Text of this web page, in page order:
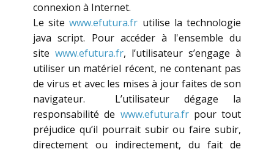
connexion à Internet.
Le sitewww.efutura.fr utilise la technologie
java script. Pour accéder à l'ensemble du
site www.efutura.fr, l’utilisateur s’engage à
utiliser un matériel récent, ne contenant pas
de virus et avec les mises à jour faites de son
navigateur. L’utilisateur dégage la
responsabilité de www.efutura.frpour tout
préjudice qu’il pourrait subir ou faire subir,
directement ou indirectement, du fait de